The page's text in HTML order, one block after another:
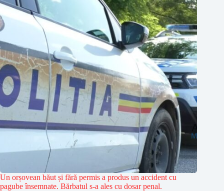
Un orșovean băut și fără permis a produs un accident cu
pagube însemnate. Bărbatul s-a ales cu dosar penal.